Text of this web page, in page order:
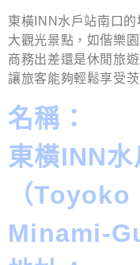
東橫INN水戶站南口
大觀光景點，如偕樂
商務出差還是休閒旅
讓旅客能夠輕鬆享受茨
名稱：
東橫INN水
（
Minami-